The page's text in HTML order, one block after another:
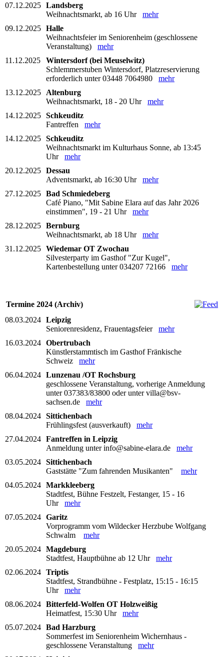
07.12.2025 Landsberg
Weihnachtsmarkt, ab 16 Uhr mehr
09.12.2025 Halle
Weihnachtsfeier im Seniorenheim (geschlossene
Veranstaltung) mehr
11.12.2025
Wintersdorf (bei Meuselwitz)
Schlemmerstuben Wintersdorf, Platzreservierung
erforderlich unter 03448 7064980 mehr
13.12.2025
Altenburg
Weihnachtsmarkt, 18 - 20 Uhr mehr
14.12.2025 Schkeuditz
Fantreffen mehr
14.12.2025 Schkeuditz
Weihnachtsmarkt im Kulturhaus Sonne, ab 13:45
Uhr mehr
20.12.2025 Dessau
Adventsmarkt, ab 16:30 Uhr mehr
27.12.2025 Bad Schmiedeberg
Café Piano, "Mit Sabine Elara auf das Jahr 2026
einstimmen", 19 - 21 Uhr mehr
28.12.2025 Bernburg
Weihnachtsmarkt, ab 18 Uhr mehr
31.12.2025 Wiedemar OT Zwochau
Silvesterparty im Gasthof "Zur Kugel",
Kartenbestellung unter 034207 72166 mehr
Termine 2024 (Archiv)
08.03.2024 Leipzig
Seniorenresidenz, Frauentagsfeier mehr
16.03.2024 Obertrubach
Künstlerstammtisch im Gasthof Fränkische
Schweiz mehr
06.04.2024 Lunzenau /OT Rochsburg
geschlossene Veranstaltung, vorherige Anmeldung
unter 037383/83800 oder unter villa@bsv-
sachsen.de mehr
08.04.2024 Sittichenbach
Frühlingsfest (ausverkauft) mehr
27.04.2024 Fantreffen in Leipzig
Anmeldung unter info@sabine-elara.de mehr
03.05.2024 Sittichenbach
Gaststätte "Zum fahrenden Musikanten" mehr
04.05.2024 Markkleeberg
Stadtfest, Bühne Festzelt, Festanger, 15 - 16
Uhr mehr
07.05.2024 Garitz
Vorprogramm vom Wildecker Herzbube Wolfgang
Schwalm mehr
20.05.2024 Magdeburg
Stadtfest, Hauptbühne ab 12 Uhr mehr
02.06.2024 Triptis
Stadtfest, Strandbühne - Festplatz, 15:15 - 16:15
Uhr mehr
08.06.2024 Bitterfeld-Wolfen OT Holzweißig
Heimatfest, 15:30 Uhr mehr
05.07.2024 Bad Harzburg
Sommerfest im Seniorenheim Wichernhaus -
geschlossene Veranstaltung mehr